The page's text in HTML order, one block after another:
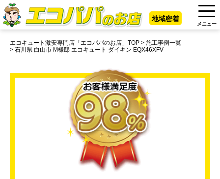
地域密着
メニュー
エコキュート激安専門店「エコパパのお店」TOP
施工事例一覧
石川県 白山市 M様邸 エコキュート ダイキン EQX46XFV